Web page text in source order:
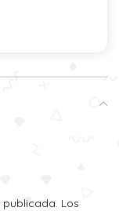
publicada. Los